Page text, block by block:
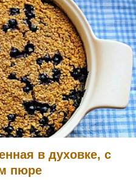
в духовке, с
пюре